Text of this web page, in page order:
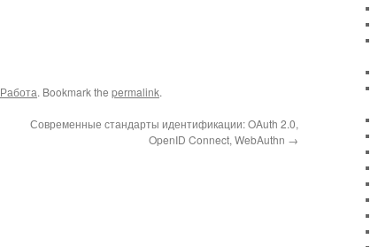
Работа. Bookmark the permalink.
Современные стандарты идентификации: OAuth 2.0,
OpenID Connect, WebAuthn →